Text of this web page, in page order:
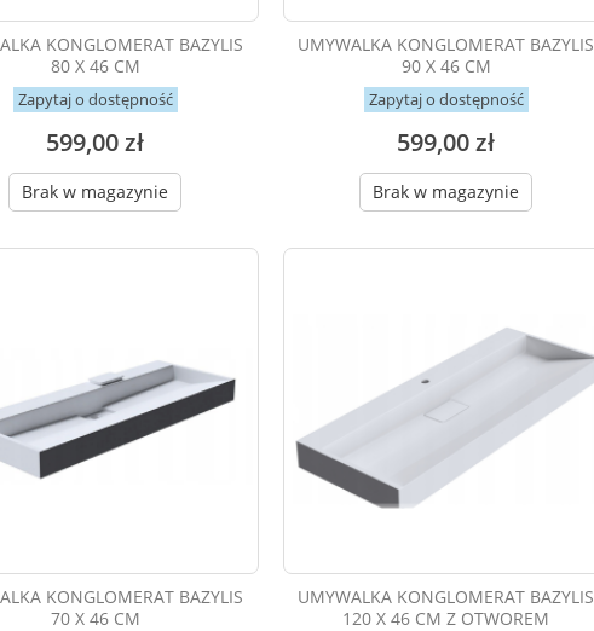
KONGLOMERAT BAZYLIS
80 X 46 CM
Zapytaj o dostępność
599,00 zł
Brak w magazynie
UMYWALKA KONGLOMERAT BAZYLIS
90 X 46 CM
Zapytaj o dostępność
599,00 zł
Brak w magazynie
KONGLOMERAT BAZYLIS
70 X 46 CM
UMYWALKA KONGLOMERAT BAZYLIS
120 X 46 CM Z OTWOREM